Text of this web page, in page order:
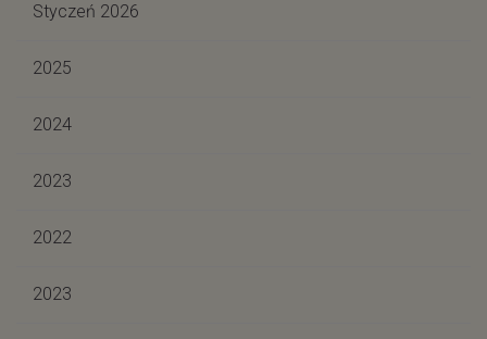
Styczeń 2026
2025
2024
2023
2022
2023